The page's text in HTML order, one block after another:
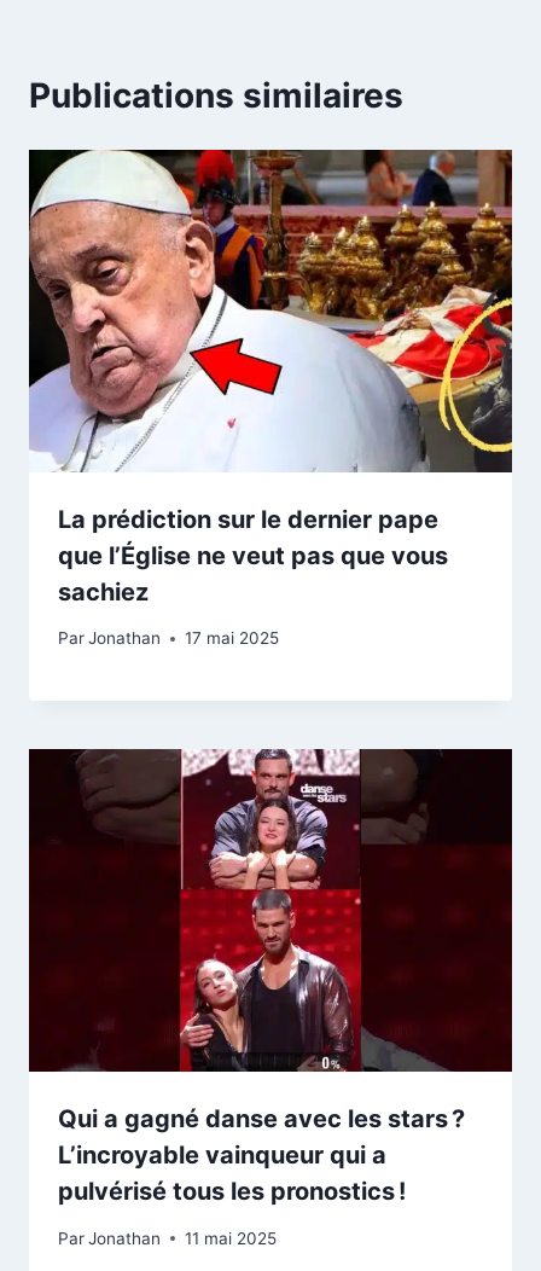
Publications similaires
La prédiction sur le dernier pape
que l’Église ne veut pas que vous
sachiez
ParJonathan 17 mai 2025
Qui a gagné danse avec les stars ?
L’incroyable vainqueur qui a
pulvérisé tous les pronostics !
ParJonathan 11 mai 2025